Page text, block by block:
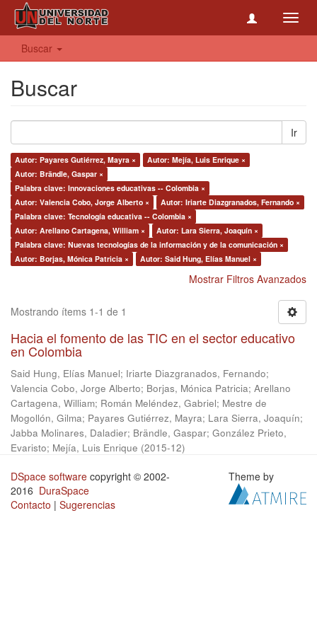
Buscar
Buscar
Ir
Autor: Payares Gutiérrez, Mayra ×
Autor: Mejía, Luis Enrique ×
Autor: Brändle, Gaspar ×
Palabra clave: Innovaciones educativas -- Colombia ×
Autor: Valencia Cobo, Jorge Alberto ×
Autor: Iriarte Diazgranados, Fernando ×
Palabra clave: Tecnología educativa -- Colombia ×
Autor: Arellano Cartagena, William ×
Autor: Lara Sierra, Joaquín ×
Palabra clave: Nuevas tecnologías de la información y de la comunicación ×
Autor: Borjas, Mónica Patricia ×
Autor: Said Hung, Elías Manuel ×
Mostrar Filtros Avanzados
Mostrando ítems 1-1 de 1
Hacia el fomento de las TIC en el sector educativo
en Colombia
Said Hung, Elías Manuel; Iriarte Diazgranados, Fernando;
Valencia Cobo, Jorge Alberto; Borjas, Mónica Patricia; Arellano
Cartagena, William; Román Meléndez, Gabriel; Mestre de
Mogollón, Gilma; Payares Gutiérrez, Mayra; Lara Sierra, Joaquín;
Jabba Molinares, Daladier; Brändle, Gaspar; González Prieto,
Evaristo; Mejía, Luis Enrique (2015-12)
DSpace software copyright © 2002-
2016 DuraSpace
Contacto | Sugerencias
Theme by